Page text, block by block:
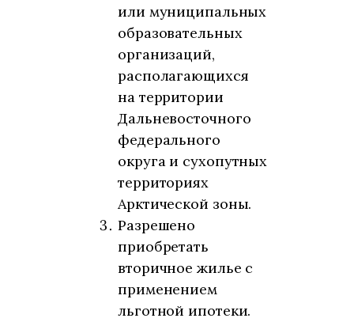
или муниципальных
образовательных
организаций,
располагающихся
на территории
Дальневосточного
федерального
округа и сухопутных
территориях
Арктической зоны.
Разрешено
приобретать
вторичное жилье с
применением
льготной ипотеки.